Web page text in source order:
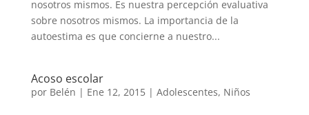
nosotros mismos. Es nuestra percepción evaluativa
sobre nosotros mismos. La importancia de la
autoestima es que concierne a nuestro...
Acoso escolar
por Belén | Ene 12, 2015| Adolescentes, Niños